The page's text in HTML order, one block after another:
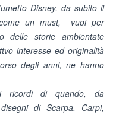
Disney, da subito il
un must, vuoi per
delle storie ambientate
interesse ed originalità
degli anni, ne hanno
ricordi di quando, da
di Scarpa, Carpi,